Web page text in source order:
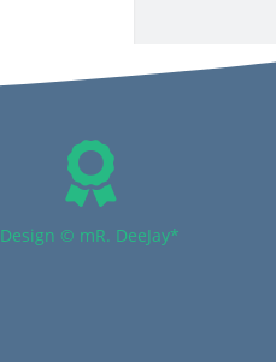
Design © mR. DeeJay*